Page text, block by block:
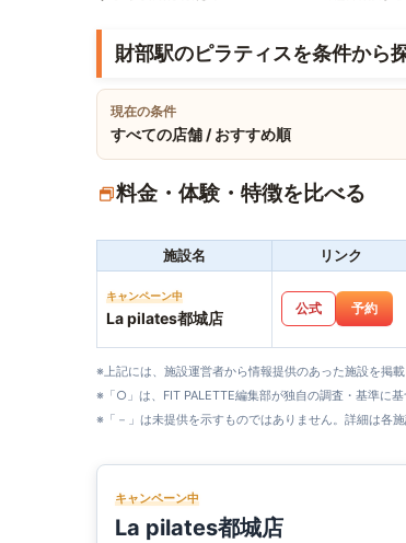
財部駅のピラティスを条件から
現在の条件
すべての店舗 / おすすめ順
料金・体験・特徴を比べる
施設名 リンク
キャンペーン中
La pilates都城店
公式 予約
※上記には、施設運営者から情報提供のあった施設を掲
※「○」は、FIT PALETTE編集部が独自の調査・基準に基
※「－」は未提供を示すものではありません。詳細は各
キャンペーン中
La pilates都城店